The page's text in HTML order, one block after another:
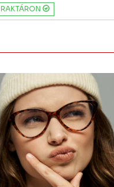
RAKTÁRON